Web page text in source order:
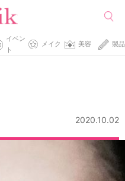
イベン
ト
メイク 美容 製品
2020.10.02